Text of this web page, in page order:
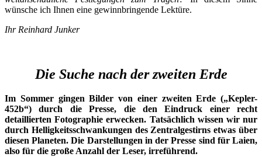
wünsche ich Ihnen eine gewinnbringende Lektüre.
Ihr Reinhard Junker
Die Suche nach der zweiten Erde
Im Sommer gingen Bilder von einer zweiten Erde („Kepler-
452b“) durch die Presse, die den Eindruck einer recht
detaillierten Fotographie erwecken. Tatsächlich wissen wir nur
durch Helligkeitsschwankungen des Zentralgestirns etwas über
diesen Planeten. Die Darstellungen in der Presse sind für Laien,
also für die große Anzahl der Leser, irreführend.